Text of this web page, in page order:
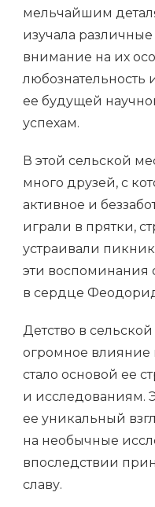
мельчайшим
изучала
внимание на их
любознательность
ее будущей
успехам.
В этой сельской
много друзей, с
активное и
играли в прятки,
устраивали
эти воспоминания
в сердце
Детство в
огромное влияние
стало основой ее
и исследованиям.
ее уникальный
на необычные
впоследствии
славу.